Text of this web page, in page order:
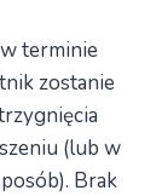
terminie
zostanie
(lub w
Brak